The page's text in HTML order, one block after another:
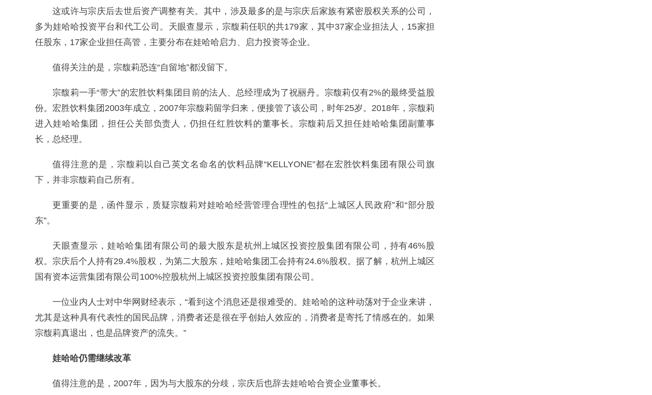
这或许与宗庆后去世后资产调整有关。其中，涉及最多的是与宗庆后家族有紧密股权关系的公司，
多为娃哈哈投资平台和代工公司。天眼查显示，宗馥莉任职的共179家，其中37家企业担法人，15家担
任股东，17家企业担任高管，主要分布在娃哈哈启力、启力投资等企业。
值得关注的是，宗馥莉恐连“自留地”都没留下。
宗馥莉一手“带大”的宏胜饮料集团目前的法人、总经理成为了祝丽丹。宗馥莉仅有2%的最终受益股
份。宏胜饮料集团2003年成立，2007年宗馥莉留学归来，便接管了该公司，时年25岁。2018年，宗馥莉
进入娃哈哈集团，担任公关部负责人，仍担任红胜饮料的董事长。宗馥莉后又担任娃哈哈集团副董事
长，总经理。
值得注意的是，宗馥莉以自己英文名命名的饮料品牌“KELLYONE”都在宏胜饮料集团有限公司旗
下，并非宗馥莉自己所有。
更重要的是，函件显示，质疑宗馥莉对娃哈哈经营管理合理性的包括“上城区人民政府”和“部分股
东”。
天眼查显示，娃哈哈集团有限公司的最大股东是杭州上城区投资控股集团有限公司，持有46%股
权。宗庆后个人持有29.4%股权，为第二大股东，娃哈哈集团工会持有24.6%股权。据了解，杭州上城区
国有资本运营集团有限公司100%控股杭州上城区投资控股集团有限公司。
一位业内人士对中华网财经表示，“看到这个消息还是很难受的。娃哈哈的这种动荡对于企业来讲，
尤其是这种具有代表性的国民品牌，消费者还是很在乎创始人效应的，消费者是寄托了情感在的。如果
宗馥莉真退出，也是品牌资产的流失。”
娃哈哈仍需继续改革
值得注意的是，2007年，因为与大股东的分歧，宗庆后也辞去娃哈哈合资企业董事长。